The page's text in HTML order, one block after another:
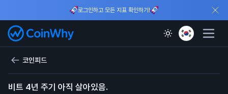
로그인하고 모든 지표 확인하기!
코인피드
비트 4년 주기 아직 살아있음.